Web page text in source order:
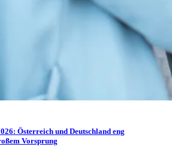
Österreich und Deutschland eng
Vorsprung